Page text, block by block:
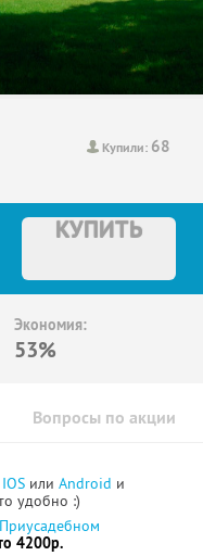
Купили: 68
КУПИТЬ
Экономия:
53%
Вопросы по акции
IOS или Android и
удобно :)
4200р.